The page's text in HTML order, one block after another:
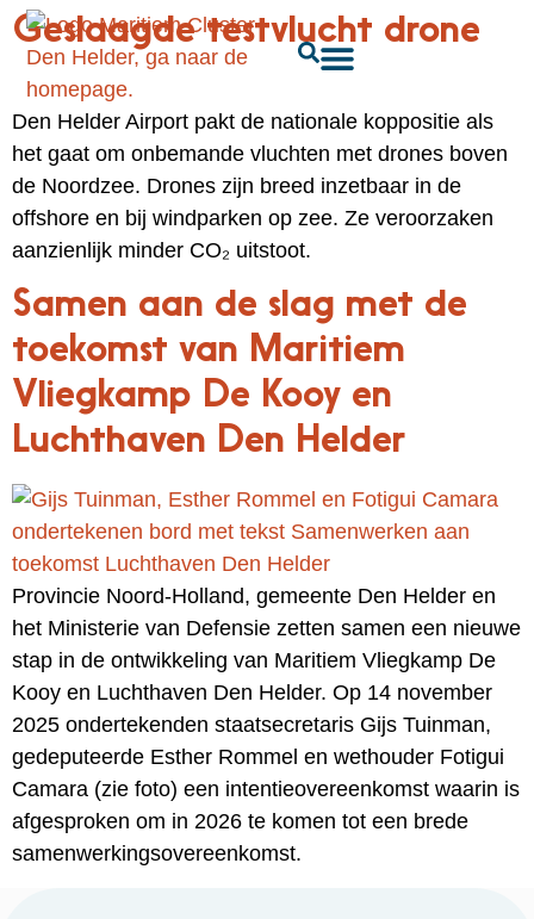
Geslaagde testvlucht drone
Den Helder Airport pakt de nationale koppositie als
het gaat om onbemande vluchten met drones boven
de Noordzee. Drones zijn breed inzetbaar in de
offshore en bij windparken op zee. Ze veroorzaken
aanzienlijk minder CO₂ uitstoot.
Samen aan de slag met de
toekomst van Maritiem
Vliegkamp De Kooy en
Luchthaven Den Helder
Provincie Noord-Holland, gemeente Den Helder en
het Ministerie van Defensie zetten samen een nieuwe
stap in de ontwikkeling van Maritiem Vliegkamp De
Kooy en Luchthaven Den Helder. Op 14 november
2025 ondertekenden staatsecretaris Gijs Tuinman,
gedeputeerde Esther Rommel en wethouder Fotigui
Camara (zie foto) een intentieovereenkomst waarin is
afgesproken om in 2026 te komen tot een brede
samenwerkingsovereenkomst.